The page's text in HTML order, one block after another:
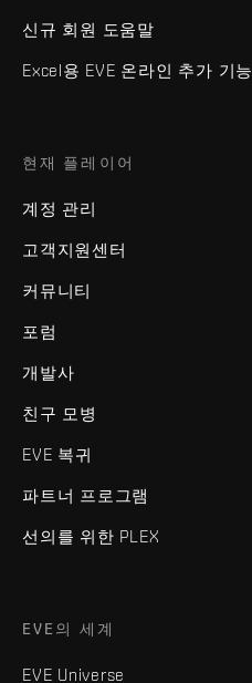
신규 회원 도움말
Excel용 EVE 온라인 추가 기능
현재 플레이어
계정 관리
고객지원센터
커뮤니티
포럼
개발사
친구 모병
EVE 복귀
파트너 프로그램
선의를 위한 PLEX
EVE의 세계
EVE Universe